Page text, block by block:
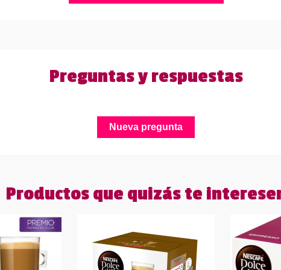
Preguntas y respuestas
Nueva pregunta
Productos que quizás te